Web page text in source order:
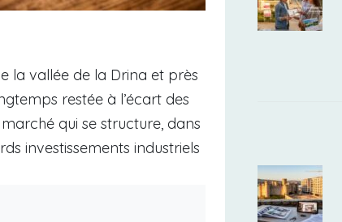
la vallée de la Drina et près
restée à l’écart des
qui se structure, dans
investissements industriels